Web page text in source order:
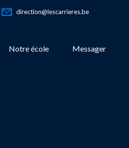
direction@lescarrieres.be
Notre école Messager